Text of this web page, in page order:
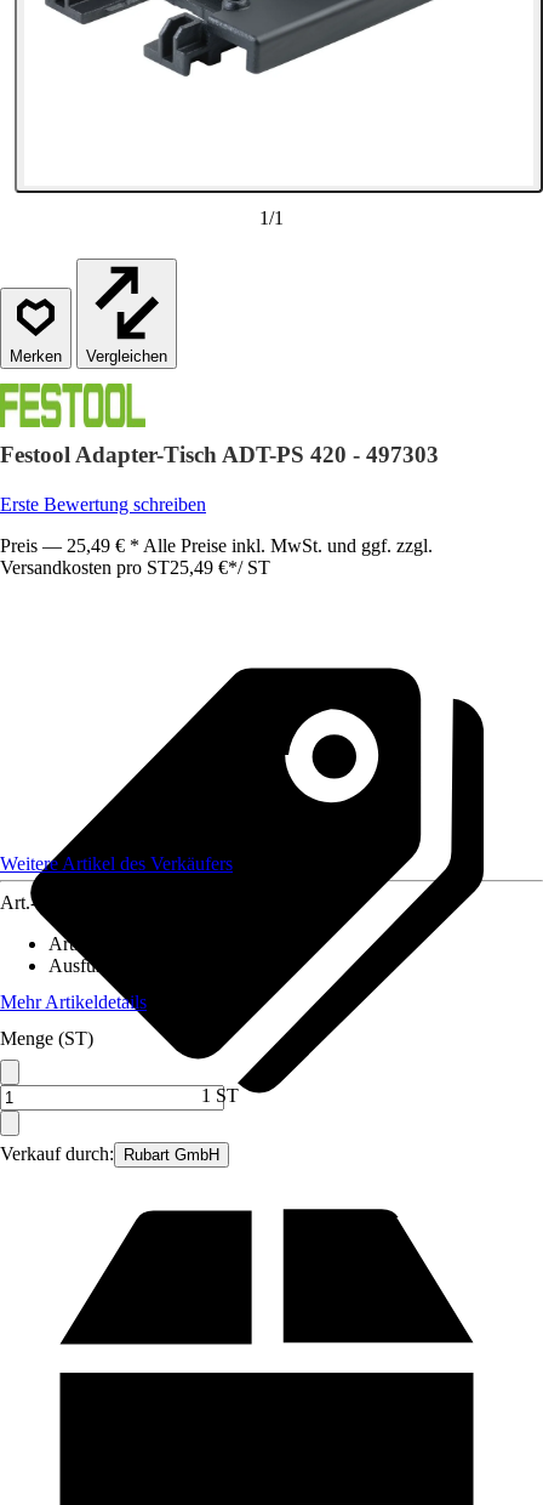
1/1
Vergleichen
Festool Adapter-Tisch ADT-PS 420 - 497303
Erste Bewertung schreiben
Preis — 25,49 € * Alle Preise inkl. MwSt. und ggf. zzgl.
Versandkosten pro ST25,49 €*/ ST
Verkauf durch: Rubart GmbH
Weitere Artikel des Verkäufers
Art.-Nr.
Artikeltyp
Ausführung
Mehr Artikeldetails
Menge (ST)
1 ST